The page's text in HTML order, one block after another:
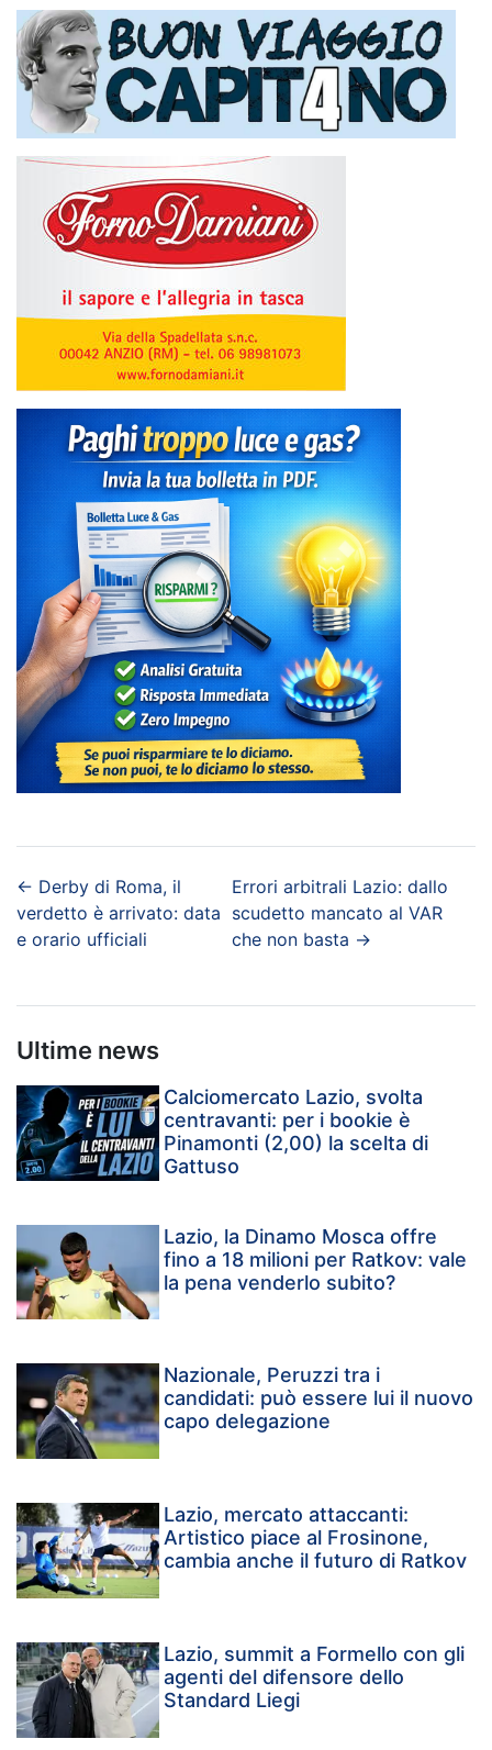
← Derby di Roma, il
verdetto è arrivato: data
e orario ufficiali
Errori arbitrali Lazio: dallo
scudetto mancato al VAR
che non basta →
Ultime news
Calciomercato Lazio, svolta
centravanti: per i bookie è
Pinamonti (2,00) la scelta di
Gattuso
Lazio, la Dinamo Mosca offre
fino a 18 milioni per Ratkov: vale
la pena venderlo subito?
Nazionale, Peruzzi tra i
candidati: può essere lui il nuovo
capo delegazione
Lazio, mercato attaccanti:
Artistico piace al Frosinone,
cambia anche il futuro di Ratkov
Lazio, summit a Formello con gli
agenti del difensore dello
Standard Liegi